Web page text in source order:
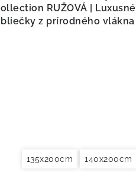
155x220cm 200x200cm
RUŽOVÁ | Luxusné
z prírodného vlákna
135x200cm 140x200cm